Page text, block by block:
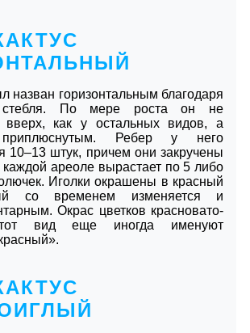
назван горизонтальным благодаря
По мере роста он не
вверх, как у остальных видов, а
приплюснутым. Ребер у него
10–13 штук, причем они закручены
ареоле вырастает по 5 либо
Иголки окрашены в красный
со временем изменяется и
Окрас цветков красновато-
вид еще иногда именуют